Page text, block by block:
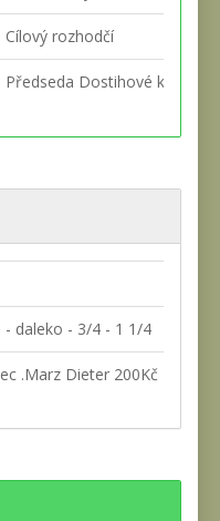
Cílový rozhodčí
Předseda Dostihové komise
- daleko - 3/4 - 1 1/4
.Marz Dieter 200Kč za